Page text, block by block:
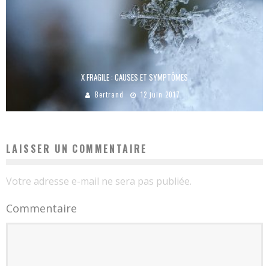
X FRAGILE : CAUSES ET SYMPTÔMES
Bertrand 12 juin 2017
LAISSER UN COMMENTAIRE
Votre adresse e-mail ne sera pas publiée.
Commentaire